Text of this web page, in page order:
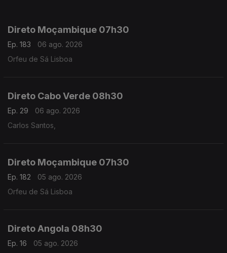
Direto Moçambique 07h30
Ep. 183
06 ago. 2026
Orfeu de Sá Lisboa
Direto Cabo Verde 08h30
Ep. 29
06 ago. 2026
Carlos Santos,
Direto Moçambique 07h30
Ep. 182
05 ago. 2026
Orfeu de Sá Lisboa
Direto Angola 08h30
Ep. 16
05 ago. 2026